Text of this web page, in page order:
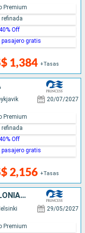
1,384 +Tasas
Premium
refinada
Off
pasajero gratis
20/07/2027
2,156 +Tasas
Premium
refinada
Off
pasajero gratis
FINLANDIA, ESTONIA, SUECIA, POLONIA, DINAMARCA, NORUEGA, ISLANDIA
29/05/2027
Premium